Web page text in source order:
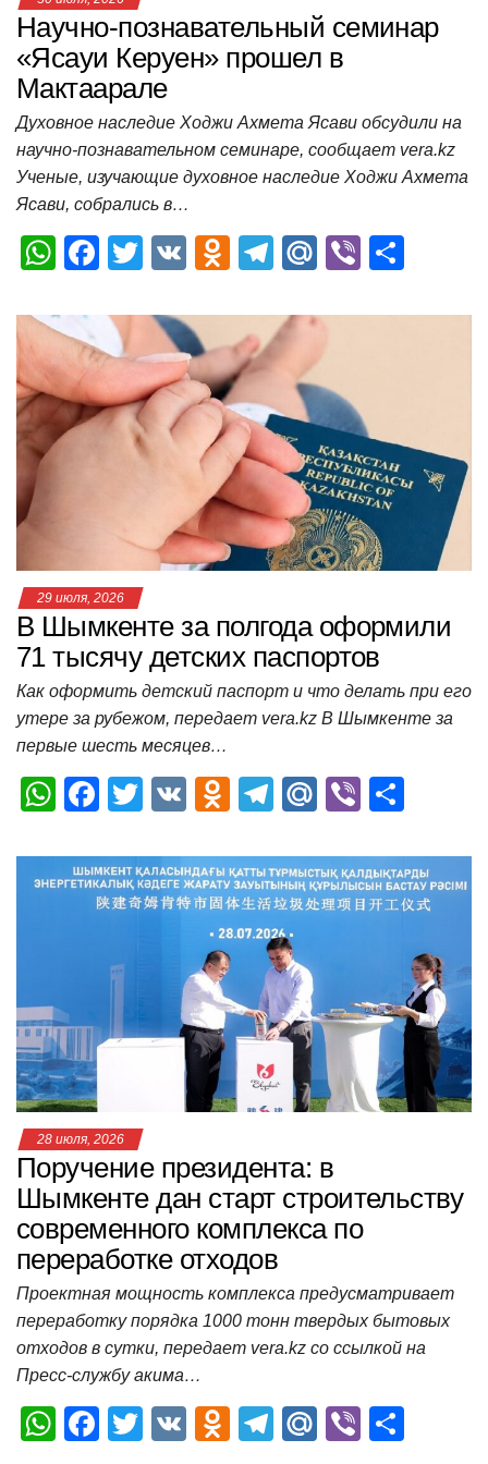
Научно-познавательный семинар
«Ясауи Керуен» прошел в
Мактаарале
Духовное наследие Ходжи Ахмета Ясави обсудили на
научно-познавательном семинаре, сообщает vera.kz
Ученые, изучающие духовное наследие Ходжи Ахмета
Ясави, собрались в…
W
at
s
A
p
F
c
e
b
o
T
tt
er
V
O
n
o
kl
a
ss
ni
ki
T
e
gr
m
M
.R
u
Vi
er п
и
т
29 июля, 2026
В Шымкенте за полгода оформили
71 тысячу детских паспортов
Как оформить детский паспорт и что делать при его
утере за рубежом, передает vera.kz В Шымкенте за
первые шесть месяцев…
W
at
s
p
F
c
e
o
k
T
tt
er
V
O
n
o
kl
a
ss
ni
ki
T
e
gr
a
m
M
.R
u
Vi
er п
р
в
и
т
ь
28 июля, 2026
Поручение президента: в
Шымкенте дан старт строительству
современного комплекса по
переработке отходов
Проектная мощность комплекса предусматривает
переработку порядка 1000 тонн твердых бытовых
отходов в сутки, передает vera.kz со ссылкой на
Пресс-службу акима…
W
F
T
V
O
T
M
Vi